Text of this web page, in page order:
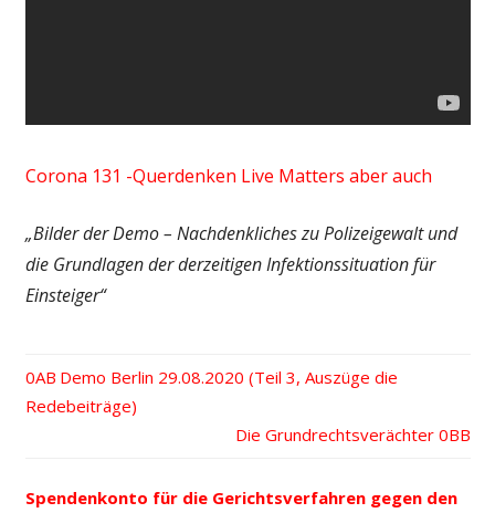
Corona 131 -Querdenken Live Matters aber auch
„Bilder der Demo – Nachdenkliches zu Polizeigewalt und
die Grundlagen der derzeitigen Infektionssituation für
Einsteiger“
Beitrags-
Vorheriger
Beitrag:
Demo Berlin 29.08.2020 (Teil 3, Auszüge die
Redebeiträge)
Nächster
Die Grundrechtsverächter
Spendenkonto für die Gerichtsverfahren gegen den